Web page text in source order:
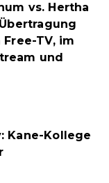
vs. Hertha
TV, im
und
Kane-Kollege